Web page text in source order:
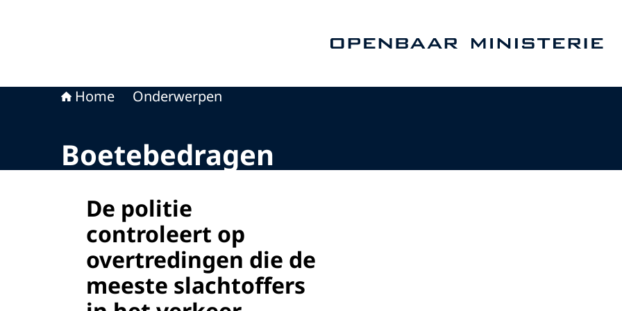
Home Onderwerpen
Boetebedragen
De politie
controleert op
overtredingen die de
meeste slachtoffers